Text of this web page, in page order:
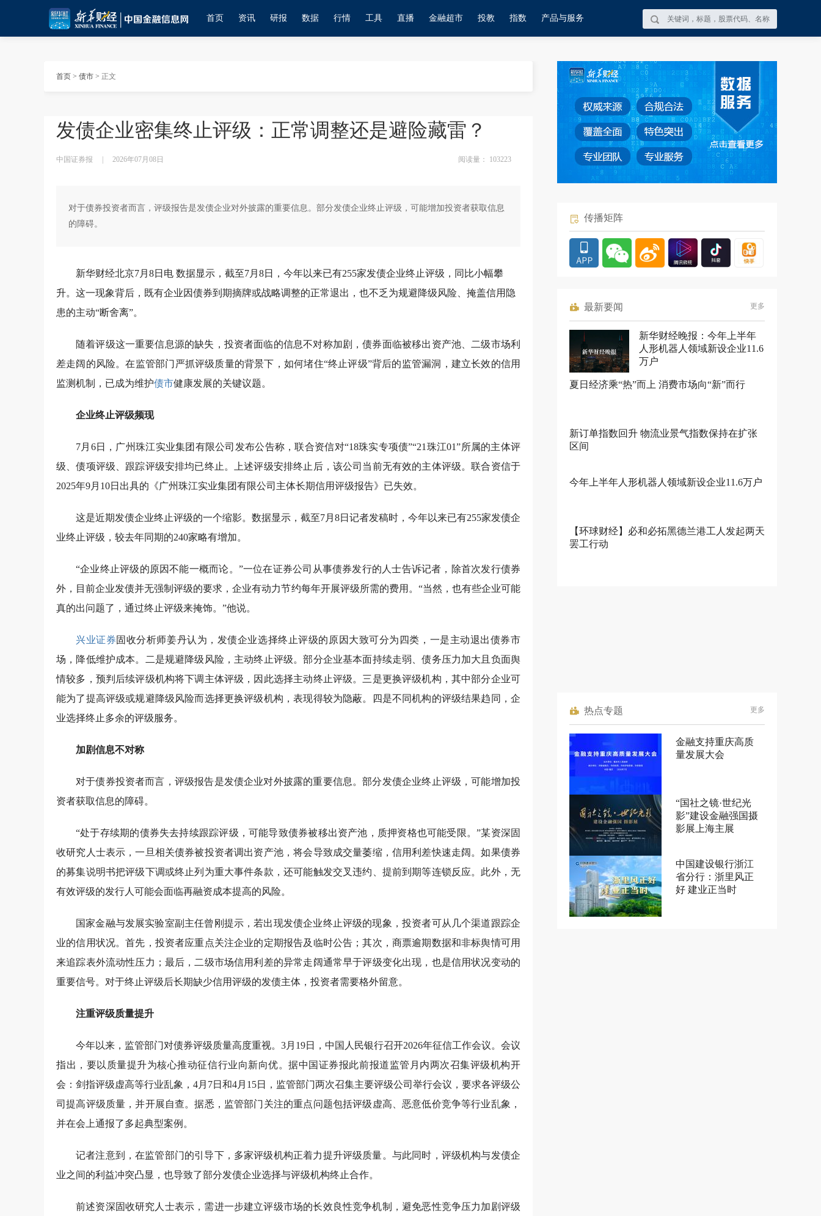
首页 资讯 研报 数据 行情 工具 直播 金融超市 投教 指数 产品与服务
首页 > 债市 > 正文
发债企业密集终止评级：正常调整还是避险藏雷？
中国证券报 2026年07月08日 阅读量： 103223
对于债券投资者而言，评级报告是发债企业对外披露的重要信息。部分发债企业终止评级，可能增加投资者获取信息
的障碍。
新华财经北京7月8日电 数据显示，截至7月8日，今年以来已有255家发债企业终止评级，同比小幅攀
升。这一现象背后，既有企业因债券到期摘牌或战略调整的正常退出，也不乏为规避降级风险、掩盖信用隐
患的主动“断舍离”。
随着评级这一重要信息源的缺失，投资者面临的信息不对称加剧，债券面临被移出资产池、二级市场利
差走阔的风险。在监管部门严抓评级质量的背景下，如何堵住“终止评级”背后的监管漏洞，建立长效的信用
监测机制，已成为维护债市健康发展的关键议题。
企业终止评级频现
7月6日，广州珠江实业集团有限公司发布公告称，联合资信对“18珠实专项债”“21珠江01”所属的主体评
级、债项评级、跟踪评级安排均已终止。上述评级安排终止后，该公司当前无有效的主体评级。联合资信于
2025年9月10日出具的《广州珠江实业集团有限公司主体长期信用评级报告》已失效。
这是近期发债企业终止评级的一个缩影。数据显示，截至7月8日记者发稿时，今年以来已有255家发债企
业终止评级，较去年同期的240家略有增加。
“企业终止评级的原因不能一概而论。”一位在证券公司从事债券发行的人士告诉记者，除首次发行债券
外，目前企业发债并无强制评级的要求，企业有动力节约每年开展评级所需的费用。“当然，也有些企业可能
真的出问题了，通过终止评级来掩饰。”他说。
兴业证券固收分析师姜丹认为，发债企业选择终止评级的原因大致可分为四类，一是主动退出债券市
场，降低维护成本。二是规避降级风险，主动终止评级。部分企业基本面持续走弱、债务压力加大且负面舆
情较多，预判后续评级机构将下调主体评级，因此选择主动终止评级。三是更换评级机构，其中部分企业可
能为了提高评级或规避降级风险而选择更换评级机构，表现得较为隐蔽。四是不同机构的评级结果趋同，企
业选择终止多余的评级服务。
加剧信息不对称
对于债券投资者而言，评级报告是发债企业对外披露的重要信息。部分发债企业终止评级，可能增加投
资者获取信息的障碍。
“处于存续期的债券失去持续跟踪评级，可能导致债券被移出资产池，质押资格也可能受限。”某资深固
收研究人士表示，一旦相关债券被投资者调出资产池，将会导致成交量萎缩，信用利差快速走阔。如果债券
的募集说明书把评级下调或终止列为重大事件条款，还可能触发交叉违约、提前到期等连锁反应。此外，无
有效评级的发行人可能会面临再融资成本提高的风险。
国家金融与发展实验室副主任曾刚提示，若出现发债企业终止评级的现象，投资者可从几个渠道跟踪企
业的信用状况。首先，投资者应重点关注企业的定期报告及临时公告；其次，商票逾期数据和非标舆情可用
来追踪表外流动性压力；最后，二级市场信用利差的异常走阔通常早于评级变化出现，也是信用状况变动的
重要信号。对于终止评级后长期缺少信用评级的发债主体，投资者需要格外留意。
注重评级质量提升
今年以来，监管部门对债券评级质量高度重视。3月19日，中国人民银行召开2026年征信工作会议。会议
指出，要以质量提升为核心推动征信行业向新向优。据中国证券报此前报道监管月内两次召集评级机构开
会：剑指评级虚高等行业乱象，4月7日和4月15日，监管部门两次召集主要评级公司举行会议，要求各评级公
司提高评级质量，并开展自查。据悉，监管部门关注的重点问题包括评级虚高、恶意低价竞争等行业乱象，
并在会上通报了多起典型案例。
记者注意到，在监管部门的引导下，多家评级机构正着力提升评级质量。与此同时，评级机构与发债企
业之间的利益冲突凸显，也导致了部分发债企业选择与评级机构终止合作。
前述资深固收研究人士表示，需进一步建立评级市场的长效良性竞争机制，避免恶性竞争压力加剧评级
传播矩阵
最新要闻 更多
新华财经晚报：今年上半年
人形机器人领域新设企业11.6
万户
夏日经济乘“热”而上 消费市场向“新”而行
新订单指数回升 物流业景气指数保持在扩张
区间
今年上半年人形机器人领域新设企业11.6万户
【环球财经】必和必拓黑德兰港工人发起两天
罢工行动
热点专题 更多
金融支持重庆高质
量发展大会
“国社之镜·世纪光
影”建设金融强国摄
影展上海主展
中国建设银行浙江
省分行：浙里风正
好 建业正当时